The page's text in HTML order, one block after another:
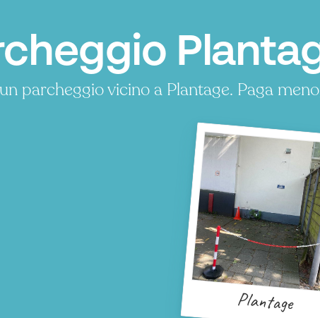
parcheggio vicino a Plantage. Paga
Plantage
P